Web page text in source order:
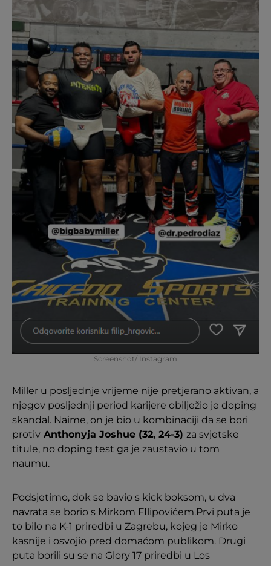
Screenshot/ Instagram
Miller u posljednje vrijeme nije pretjerano aktivan, a
njegov posljednji period karijere obilježio je doping
skandal. Naime, on je bio u kombinaciji da se bori
protiv Anthonyja Joshue (32, 24-3) za svjetske
titule, no doping test ga je zaustavio u tom
naumu.
Podsjetimo, dok se bavio s kick boksom, u dva
navrata se borio s Mirkom FIlipovićem.Prvi puta je
to bilo na K-1 priredbi u Zagrebu, kojeg je Mirko
kasnije i osvojio pred domaćom publikom. Drugi
puta borili su se na Glory 17 priredbi u Los